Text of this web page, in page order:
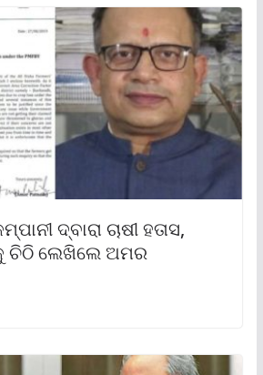
ଦ୍ବାରା ଚାଷୀ ହତାସ,
ଚିଠି ଲେଖିଲେ ଅମର